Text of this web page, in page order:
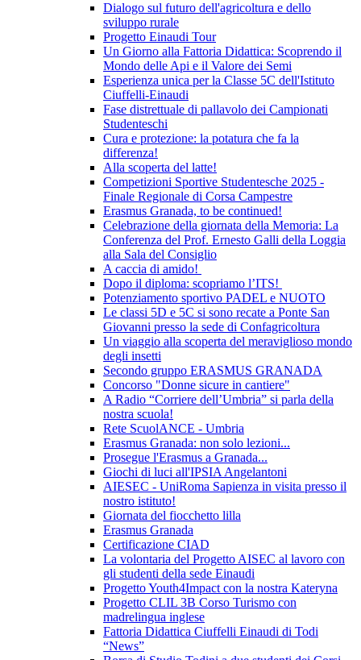
Dialogo sul futuro dell'agricoltura e dello
sviluppo rurale
Progetto Einaudi Tour
Un Giorno alla Fattoria Didattica: Scoprendo il
Mondo delle Api e il Valore dei Semi
Esperienza unica per la Classe 5C dell'Istituto
Ciuffelli-Einaudi
Fase distrettuale di pallavolo dei Campionati
Studenteschi
Cura e protezione: la potatura che fa la
differenza!
Alla scoperta del latte!
Competizioni Sportive Studentesche 2025 -
Finale Regionale di Corsa Campestre
Erasmus Granada, to be continued!
Celebrazione della giornata della Memoria: La
Conferenza del Prof. Ernesto Galli della Loggia
alla Sala del Consiglio
A caccia di amido!
Dopo il diploma: scopriamo l’ITS!
Potenziamento sportivo PADEL e NUOTO
Le classi 5D e 5C si sono recate a Ponte San
Giovanni presso la sede di Confagricoltura
Un viaggio alla scoperta del meraviglioso mondo
degli insetti
Secondo gruppo ERASMUS GRANADA
Concorso "Donne sicure in cantiere"
A Radio “Corriere dell’Umbria” si parla della
nostra scuola!
Rete ScuolANCE - Umbria
Erasmus Granada: non solo lezioni...
Prosegue l'Erasmus a Granada...
Giochi di luci all'IPSIA Angelantoni
AIESEC - UniRoma Sapienza in visita presso il
nostro istituto!
Giornata del fiocchetto lilla
Erasmus Granada
Certificazione CIAD
La volontaria del Progetto AISEC al lavoro con
gli studenti della sede Einaudi
Progetto Youth4Impact con la nostra Kateryna
Progetto CLIL 3B Corso Turismo con
madrelingua inglese
Fattoria Didattica Ciuffelli Einaudi di Todi
“News”